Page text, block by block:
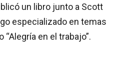
un libro junto a Scott
especializado en temas
en el trabajo”.